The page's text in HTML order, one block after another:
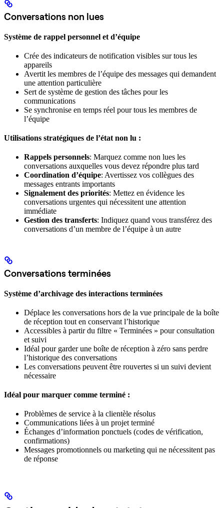
Conversations non lues
Système de rappel personnel et d’équipe
Crée des indicateurs de notification visibles sur tous les
appareils
Avertit les membres de l’équipe des messages qui demandent
une attention particulière
Sert de système de gestion des tâches pour les
communications
Se synchronise en temps réel pour tous les membres de
l’équipe
Utilisations stratégiques de l’état non lu :
Rappels personnels: Marquez comme non lues les
conversations auxquelles vous devez répondre plus tard
Coordination d’équipe: Avertissez vos collègues des
messages entrants importants
Signalement des priorités: Mettez en évidence les
conversations urgentes qui nécessitent une attention
immédiate
Gestion des transferts: Indiquez quand vous transférez des
conversations d’un membre de l’équipe à un autre
Conversations terminées
Système d’archivage des interactions terminées
Déplace les conversations hors de la vue principale de la boîte
de réception tout en conservant l’historique
Accessibles à partir du filtre « Terminées » pour consultation
et suivi
Idéal pour garder une boîte de réception à zéro sans perdre
l’historique des conversations
Les conversations peuvent être rouvertes si un suivi devient
nécessaire
Idéal pour marquer comme terminé :
Problèmes de service à la clientèle résolus
Communications liées à un projet terminé
Échanges d’information ponctuels (codes de vérification,
confirmations)
Messages promotionnels ou marketing qui ne nécessitent pas
de réponse